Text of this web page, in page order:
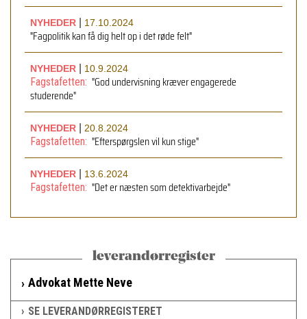
NYHEDER 17.10.2024
"Fagpolitik kan få dig helt op i det røde felt"
NYHEDER 10.9.2024
Fagstafetten: "God undervisning kræver engagerede
studerende"
NYHEDER 20.8.2024
Fagstafetten: "Efterspørgslen vil kun stige"
NYHEDER 13.6.2024
Fagstafetten: "Det er næsten som detektivarbejde"
leverandørregister
Advokat Mette Neve
SE LEVERANDØRREGISTERET